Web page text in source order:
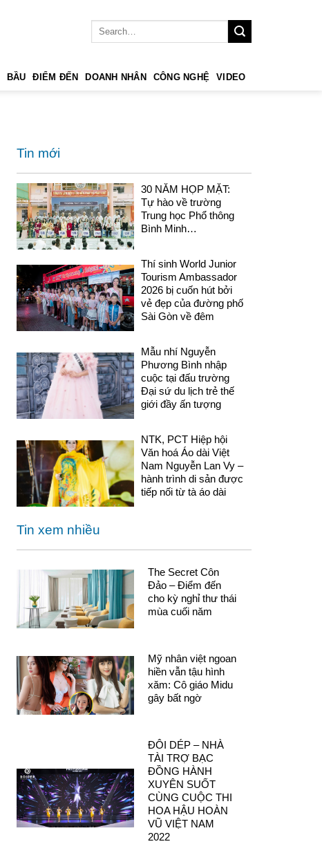
BẦU ĐIỂM ĐẾN DOANH NHÂN CÔNG NGHỆ VIDEO
Tin mới
30 NĂM HỌP MẶT:
Tự hào về trường
Trung học Phổ thông
Bình Minh…
Thí sinh World Junior
Tourism Ambassador
2026 bị cuốn hút bởi
vẻ đẹp của đường phố
Sài Gòn về đêm
Mẫu nhí Nguyễn
Phương Bình nhập
cuộc tại đấu trường
Đại sứ du lịch trẻ thế
giới đầy ấn tượng
NTK, PCT Hiệp hội
Văn hoá Áo dài Việt
Nam Nguyễn Lan Vy –
hành trình di sản được
tiếp nối từ tà áo dài
Tin xem nhiều
The Secret Côn
Đảo – Điểm đến
cho kỳ nghỉ thư thái
mùa cuối năm
Mỹ nhân việt ngoan
hiền vẫn tậu hình
xăm: Cô giáo Midu
gây bất ngờ
ĐÔI DÉP – NHÀ
TÀI TRỢ BẠC
ĐỒNG HÀNH
XUYÊN SUỐT
CÙNG CUỘC THI
HOA HẬU HOÀN
VŨ VIỆT NAM
2022